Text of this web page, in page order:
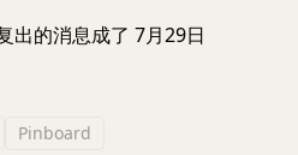
出的消息成了 7月29日
Pinboard